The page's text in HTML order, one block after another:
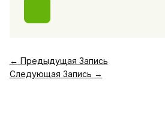
← Предыдущая Запись
Следующая Запись →